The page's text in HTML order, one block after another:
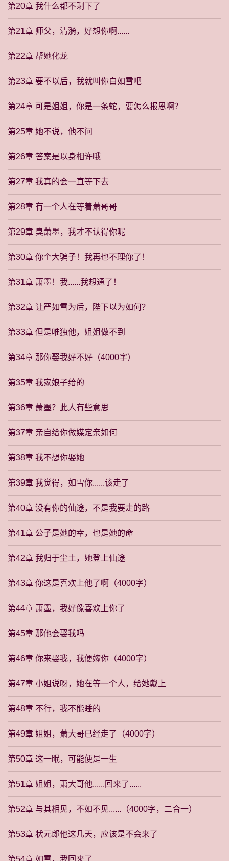
第20章 我什么都不剩下了
第21章 师父，清漪，好想你啊......
第22章 帮她化龙
第23章 要不以后，我就叫你白如雪吧
第24章 可是姐姐，你是一条蛇，要怎么报恩啊？
第25章 她不说，他不问
第26章 答案是以身相许哦
第27章 我真的会一直等下去
第28章 有一个人在等着萧哥哥
第29章 臭萧墨，我才不认得你呢
第30章 你个大骗子！我再也不理你了！
第31章 萧墨！我......我想通了！
第32章 让严如雪为后，陛下以为如何？
第33章 但是唯独他，姐姐做不到
第34章 那你娶我好不好（4000字）
第35章 我家娘子给的
第36章 萧墨？此人有些意思
第37章 亲自给你做媒定亲如何
第38章 我不想你娶她
第39章 我觉得，如雪你......该走了
第40章 没有你的仙途，不是我要走的路
第41章 公子是她的幸，也是她的命
第42章 我归于尘土，她登上仙途
第43章 你这是喜欢上他了啊（4000字）
第44章 萧墨，我好像喜欢上你了
第45章 那他会娶我吗
第46章 你来娶我，我便嫁你（4000字）
第47章 小姐说呀，她在等一个人，给她戴上
第48章 不行，我不能睡的
第49章 姐姐，萧大哥已经走了（4000字）
第50章 这一眠，可能便是一生
第51章 姐姐，萧大哥他......回来了......
第52章 与其相见，不如不见......（4000字，二合一）
第53章 状元郎他这几天，应该是不会来了
第54章 如雪，我回来了